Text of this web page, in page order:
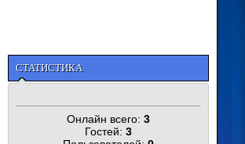
СТАТИСТИКА
Онлайн всего: 3
Гостей: 3